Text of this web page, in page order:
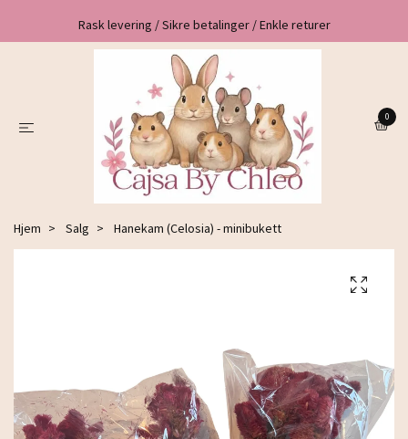
Rask levering / Sikre betalinger / Enkle returer
0
Hjem Salg Hanekam (Celosia) - minibukett